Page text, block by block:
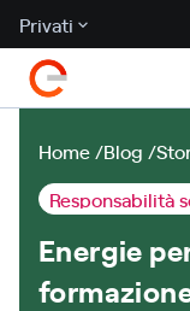
Privati
Home Blog
Responsabilità
Energie